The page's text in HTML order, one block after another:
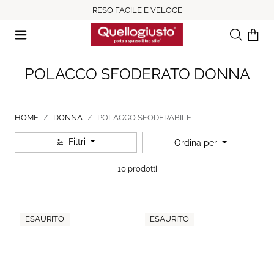
RESO FACILE E VELOCE
RicercaIl tuo
POLACCO SFODERATO DONNA
HOME DONNA POLACCO SFODERABILE
Filtri Ordina per
10 prodotti
ESAURITO ESAURITO